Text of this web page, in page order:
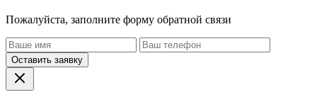
Пожалуйста, заполните форму обратной связи
Оставить заявку